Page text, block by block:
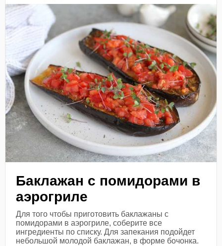
Баклажан с помидорами в
аэрогриле
Для того чтобы приготовить баклажаны с
помидорами в аэрогриле, соберите все
ингредиенты по списку. Для запекания подойдет
небольшой молодой баклажан, в форме бочонка.